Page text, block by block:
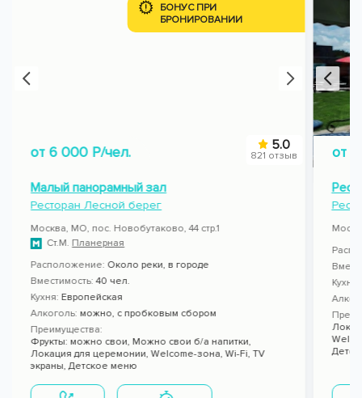
БОНУС ПРИ
БРОНИРОВАНИИ
5.0
821 отзыв
от 6 000 Р/чел.
Малый панорамный зал
Ресторан Лесной берег
Москва, МО, пос. Новобутаково, 44 стр.1
Ст.М. Планерная
Расположение: Около реки, в городе
Вместимость:40 чел.
Кухня: Европейская
Алкоголь: можно, с пробковым сбором
Преимущества:
Фрукты: можно свои, Можно свои б/а напитки,
Локация для церемонии,Welcome-зона,Wi-Fi,TV
экраны,Детское меню
от
Кухня: